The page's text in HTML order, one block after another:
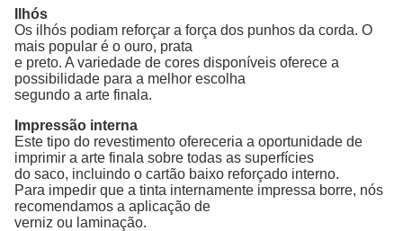
Ilhós
Os ilhós podiam reforçar a força dos punhos da corda. O
mais popular é o ouro, prata
e preto. A variedade de cores disponíveis oferece a
possibilidade para a melhor escolha
segundo a arte finala.
Impressão interna
Este tipo do revestimento ofereceria a oportunidade de
imprimir a arte finala sobre todas as superfícies
do saco, incluindo o cartão baixo reforçado interno.
Para impedir que a tinta internamente impressa borre, nós
recomendamos a aplicação de
verniz ou laminação.